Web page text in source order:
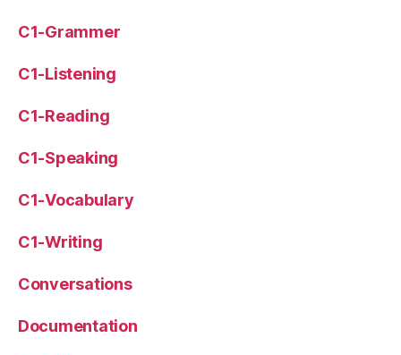
C1-Grammer
C1-Listening
C1-Reading
C1-Speaking
C1-Vocabulary
C1-Writing
Conversations
Documentation